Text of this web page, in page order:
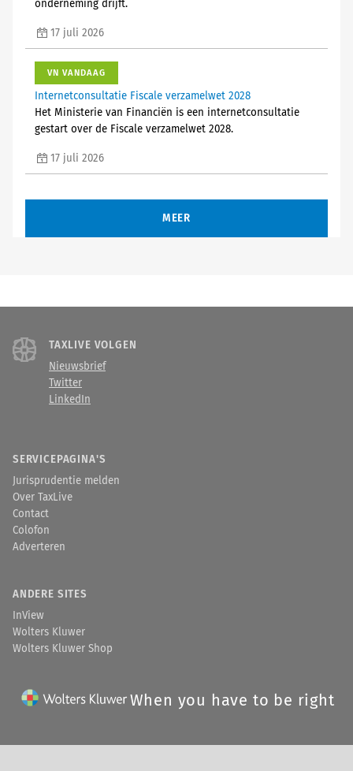
onderneming drijft.
17 juli 2026
VN VANDAAG
Internetconsultatie Fiscale verzamelwet 2028
Het Ministerie van Financiën is een internetconsultatie
gestart over de Fiscale verzamelwet 2028.
17 juli 2026
MEER
TAXLIVE VOLGEN
Nieuwsbrief
Twitter
LinkedIn
SERVICEPAGINA'S
Jurisprudentie melden
Over TaxLive
Contact
Colofon
Adverteren
ANDERE SITES
InView
Wolters Kluwer
Wolters Kluwer Shop
When you have to be right